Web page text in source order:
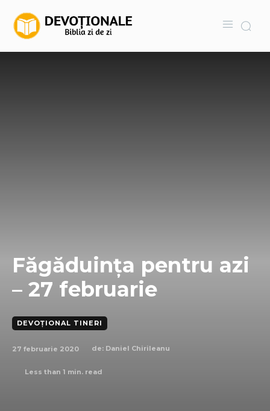
Făgăduința pentru azi
– 27 februarie
DEVOȚIONAL TINERI
27 februarie 2020 de: Daniel Chirileanu
Less than 1 min. read